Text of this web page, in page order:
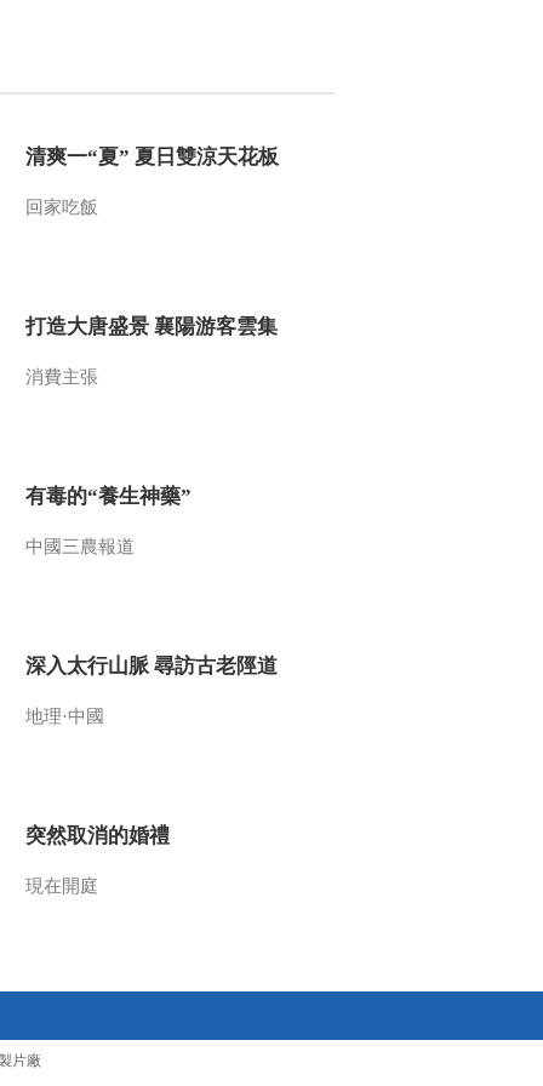
清爽一“夏” 夏日雙涼天花板
回家吃飯
打造大唐盛景 襄陽游客雲集
消費主張
有毒的“養生神藥”
中國三農報道
深入太行山脈 尋訪古老陘道
地理·中國
突然取消的婚禮
現在開庭
片廠